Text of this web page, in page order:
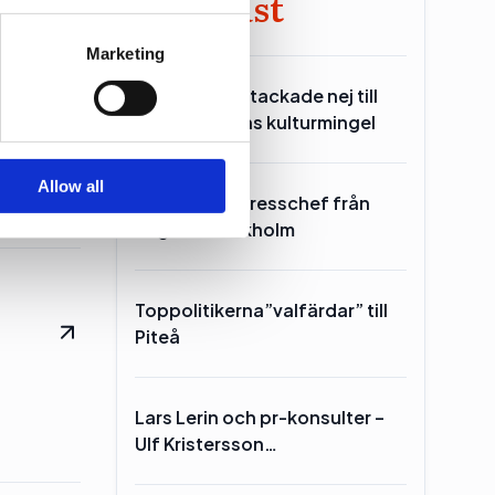
may combine it with
Marketing
Allow all
DN
Över hälften tackade nej till
statministerns kulturmingel
SKR hämtar presschef från
Region Stockholm
Toppolitikerna”valfärdar” till
Piteå
Lars Lerin och pr-konsulter –
Ulf Kristersson…